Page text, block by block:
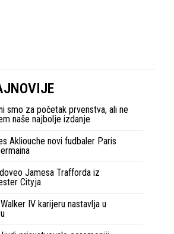
smo za početak prvenstva, ali ne
naše najbolje izdanje
Akliouche novi fudbaler Paris
Jamesa Trafforda iz
Cityja
IV karijeru nastavlja u